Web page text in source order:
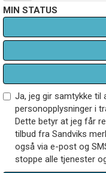
MIN STATUS
Ja, jeg gir samtykke til
personopplysninger i
Dette betyr at jeg får
tilbud fra Sandviks
også via e-post og
stoppe alle tjenester